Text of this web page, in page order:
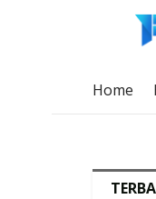
Home